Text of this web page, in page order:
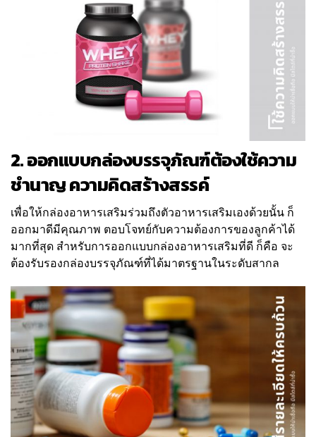
2. ออกแบบกล่องบรรจุภัณฑ์ต้องใช้ความ
ชำนาญ ความคิดสร้างสรรค์
เพื่อให้กล่องอาหารเสริมร่วมถึงตัวอาหารเสริมเองด้วยนั้น ก็
ออกมาดีมีคุณภาพ ตอบโจทย์กับความต้องการของลูกค้าได้
มากที่สุด สำหรับการออกแบบกล่องอาหารเสริมที่ดี ก็คือ จะ
ต้องรับรองกล่องบรรจุภัณฑ์ที่ได้มาตรฐานในระดับสากล